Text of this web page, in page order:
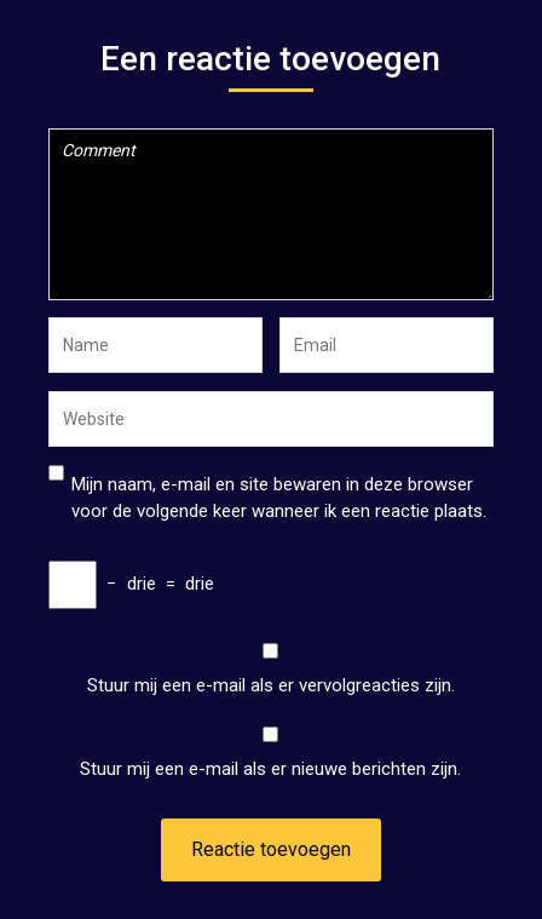
Een reactie toevoegen
Mijn naam, e-mail en site bewaren in deze browser
voor de volgende keer wanneer ik een reactie plaats.
− drie = drie
Stuur mij een e-mail als er vervolgreacties zijn.
Stuur mij een e-mail als er nieuwe berichten zijn.